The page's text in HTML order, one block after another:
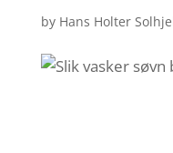
by Hans Holter